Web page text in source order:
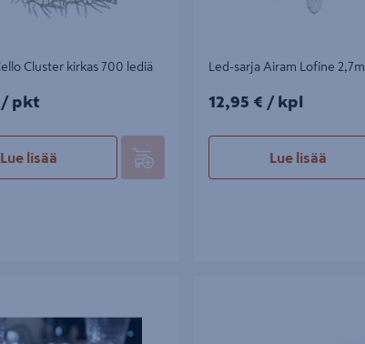
Cluster kirkas 700 lediä
/ pkt
Lue lisää
Led-sarja Airam Lofine 2,7m
12,95€/kpl
12,95 € / kpl
Lue lisää